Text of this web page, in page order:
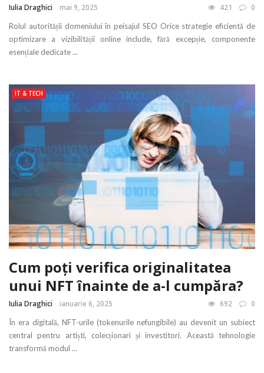
Iulia Draghici mai 9, 2025 421 0
Rolul autorității domeniului în peisajul SEO Orice strategie eficientă de
optimizare a vizibilității online include, fără excepție, componente
esențiale dedicate ...
IT & TECH
Cum poți verifica originalitatea
unui NFT înainte de a-l cumpăra?
Iulia Draghici ianuarie 6, 2025 692 0
În era digitală, NFT-urile (tokenurile nefungibile) au devenit un subiect
central pentru artiști, colecționari și investitori. Această tehnologie
transformă modul ...